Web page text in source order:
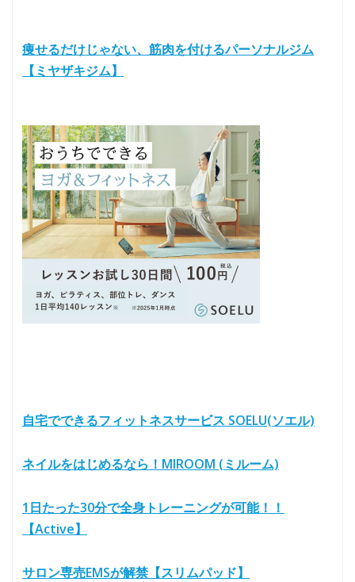
痩せるだけじゃない、筋肉を付けるパーソナルジム
【ミヤザキジム】
自宅でできるフィットネスサービス SOELU(ソエル)
ネイルをはじめるなら！MIROOM (ミルーム)
1日たった30分で全身トレーニングが可能！！
【Active】
サロン専売EMSが解禁【スリムパッド】